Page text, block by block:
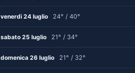
venerdì 24 luglio 24° / 40°
sabato 25 luglio 21° / 34°
domenica 26 luglio 21° / 32°